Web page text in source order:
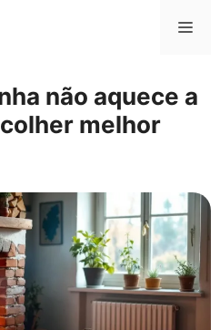
não aquece a
melhor